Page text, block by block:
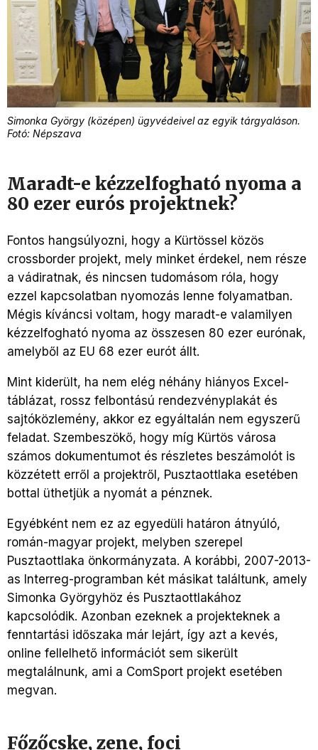
Simonka György (középen) ügyvédeivel az egyik tárgyaláson.
Fotó: Népszava
Maradt-e kézzelfogható nyoma a
80 ezer eurós projektnek?
Fontos hangsúlyozni, hogy a Kürtössel közös
crossborder projekt, mely minket érdekel, nem része
a vádiratnak, és nincsen tudomásom róla, hogy
ezzel kapcsolatban nyomozás lenne folyamatban.
Mégis kíváncsi voltam, hogy maradt-e valamilyen
kézzelfogható nyoma az összesen 80 ezer eurónak,
amelyből az EU 68 ezer eurót állt.
Mint kiderült, ha nem elég néhány hiányos Excel-
táblázat, rossz felbontású rendezvényplakát és
sajtóközlemény, akkor ez egyáltalán nem egyszerű
feladat. Szembeszökő, hogy míg Kürtös városa
számos dokumentumot és részletes beszámolót is
közzétett erről a projektről, Pusztaottlaka esetében
bottal üthetjük a nyomát a pénznek.
Egyébként nem ez az egyedüli határon átnyúló,
román-magyar projekt, melyben szerepel
Pusztaottlaka önkormányzata. A korábbi, 2007-2013-
as Interreg-programban két másikat találtunk, amely
Simonka Györgyhöz és Pusztaottlakához
kapcsolódik. Azonban ezeknek a projekteknek a
fenntartási időszaka már lejárt, így azt a kevés,
online fellelhető információt sem sikerült
megtalálnunk, ami a ComSport projekt esetében
megvan.
Főzőcske, zene, foci